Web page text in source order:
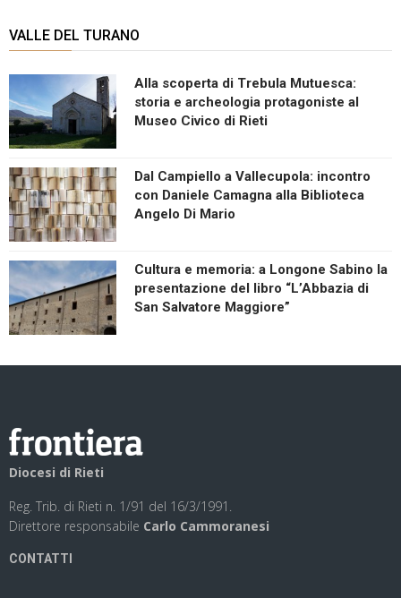
VALLE DEL TURANO
Alla scoperta di Trebula Mutuesca:
storia e archeologia protagoniste al
Museo Civico di Rieti
Dal Campiello a Vallecupola: incontro
con Daniele Camagna alla Biblioteca
Angelo Di Mario
Cultura e memoria: a Longone Sabino la
presentazione del libro “L’Abbazia di
San Salvatore Maggiore”
Diocesi di Rieti
Reg. Trib. di Rieti n. 1/91 del 16/3/1991.
Direttore responsabile Carlo Cammoranesi
CONTATTI